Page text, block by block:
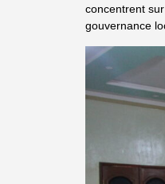
concentrent
gouvernance